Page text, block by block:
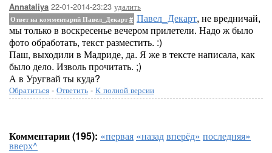
Annataliya 22-01-2014-23:23 удалить
Ответ на комментарий Павел_Декарт# Павел_Декарт, не вредничай,
мы только в воскресенье вечером прилетели. Надо ж было
фото обработать, текст разместить. :)
Паш, выходили в Мадриде, да. Я же в тексте написала, как
было дело. Изволь прочитать. ;)
А в Уругвай ты куда?
Обратиться - Ответить - К полной версии
Комментарии (195): «первая «назадвперёд» последняя»
вверх^